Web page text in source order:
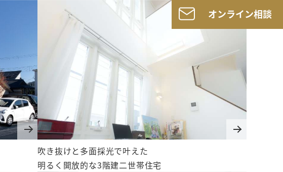
オンライン相談
吹き抜けと多面採光で叶えた
明るく開放的な3階建二世帯住宅